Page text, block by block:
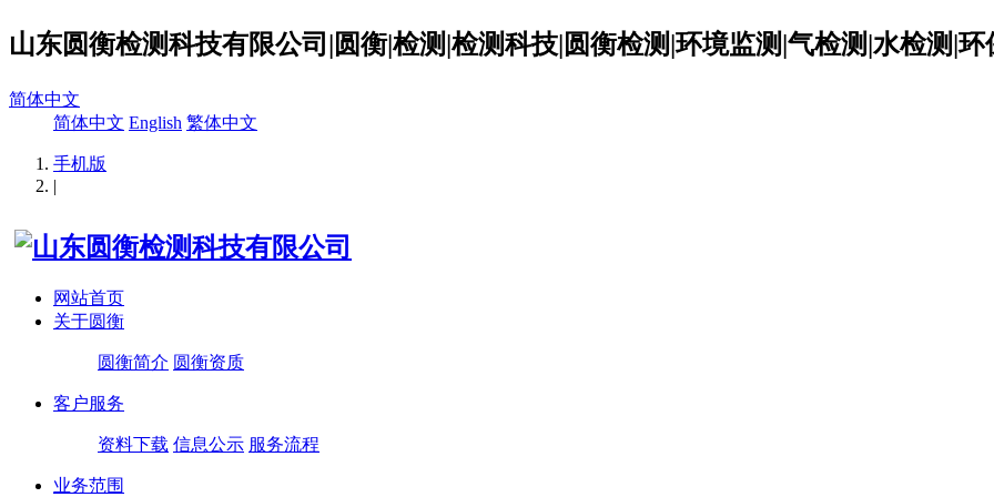
山东圆衡检测科技有限公司|圆衡|检测|检测科技|圆衡检测|环境监测|气检测|水检测|环
简体中文
简体中文 English 繁体中文
手机版
|
网站首页
关于圆衡
圆衡简介 圆衡资质
客户服务
资料下载 信息公示 服务流程
业务范围